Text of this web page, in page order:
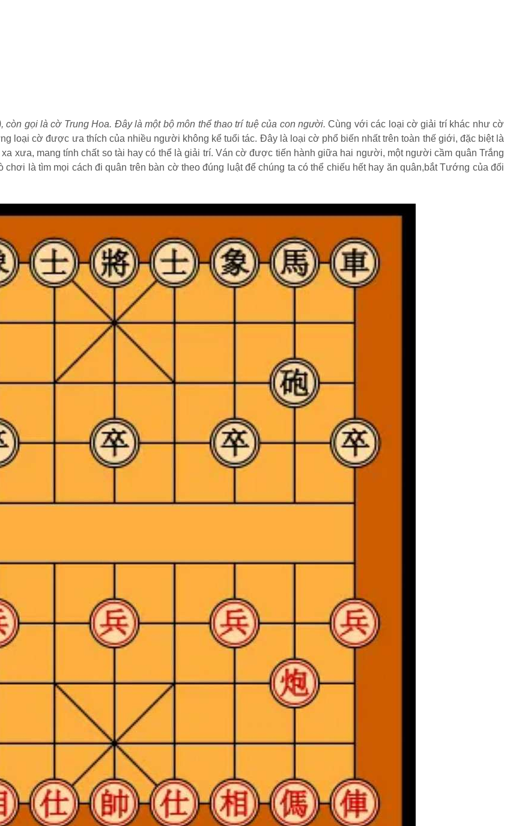
còn gọi là cờ Trung Hoa. Đây là một bộ môn thể thao trí tuệ của con người.Cùng với các loại cờ giải trí khác như cờ
loại cờ được ưa thích của nhiều người không kể tuổi tác. Đây là loại cờ phổ biến nhất trên toàn thế giới, đặc biệt là
xưa, mang tính chất so tài hay có thể là giải trí. Ván cờ được tiến hành giữa hai người, một người cầm quân Trắng
là tìm mọi cách đi quân trên bàn cờ theo đúng luật để chúng ta có thể chiếu hết hay ăn quân,bắt Tướng của đối